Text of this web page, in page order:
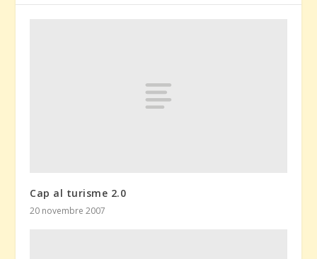
Cap al turisme 2.0
20 novembre 2007